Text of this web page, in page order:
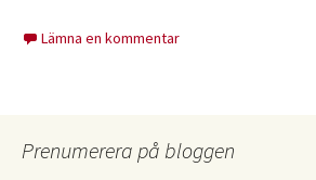
Lämna en kommentar
Prenumerera på bloggen